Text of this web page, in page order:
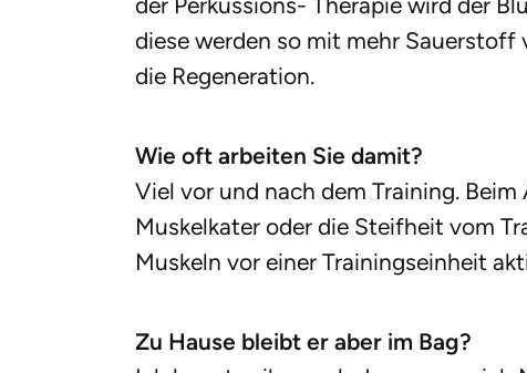
diese werden so mit mehr
die Regeneration.
Wie oft arbeiten Sie damit?
Viel vor und nach dem Training.
Muskelkater oder die Steifheit vom
Muskeln vor einer Trainingseinheit
Zu Hause bleibt er aber im Bag?